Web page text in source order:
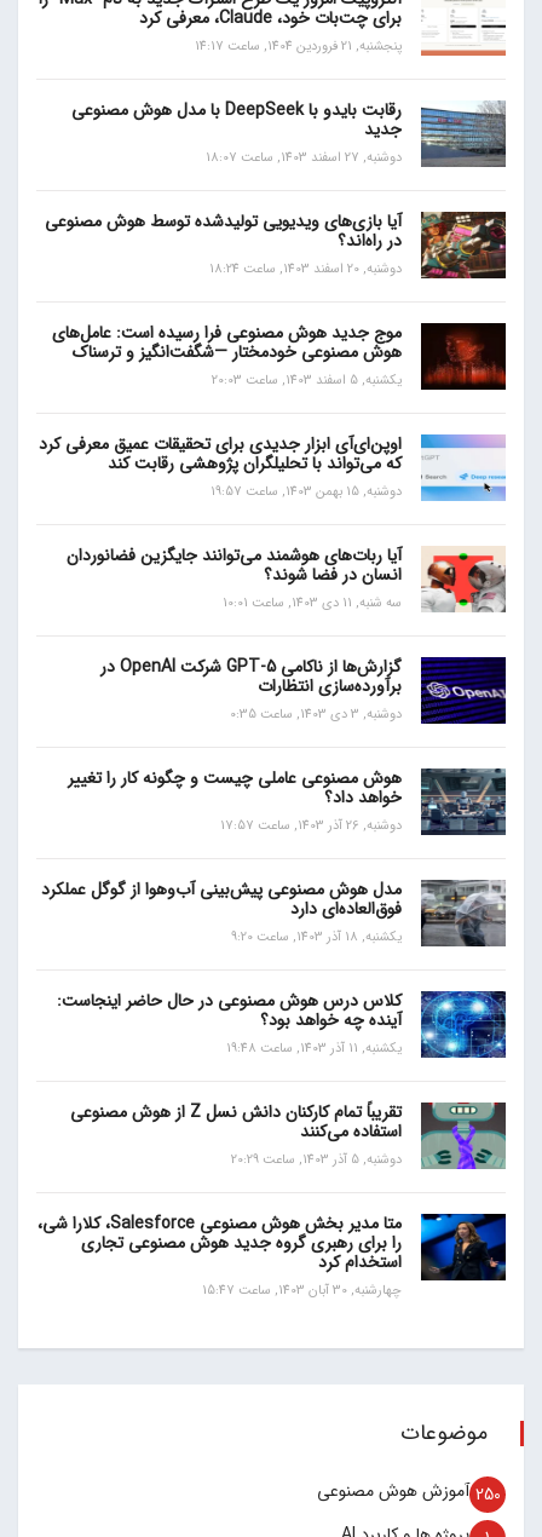
برای چت‌بات خود، Claude، معرفی کرد
پنجشنبه, 21 فروردین 1404, ساعت 14:17
رقابت بایدو با DeepSeek با مدل هوش مصنوعی
جدید
دوشنبه, 27 اسفند 1403, ساعت 18:07
آیا بازی‌های ویدیویی تولیدشده توسط هوش مصنوعی
در راه‌اند؟
دوشنبه, 20 اسفند 1403, ساعت 18:24
موج جدید هوش مصنوعی فرا رسیده است: عامل‌های
هوش مصنوعی خودمختار —شگفت‌انگیز و ترسناک
یکشنبه, 5 اسفند 1403, ساعت 20:03
اوپن‌ای‌آی ابزار جدیدی برای تحقیقات عمیق معرفی کرد
که می‌تواند با تحلیلگران پژوهشی رقابت کند
دوشنبه, 15 بهمن 1403, ساعت 19:57
آیا ربات‌های هوشمند می‌توانند جایگزین فضانوردان
انسان در فضا شوند؟
سه شنبه, 11 دی 1403, ساعت 10:01
گزارش‌ها از ناکامی GPT-5 شرکت OpenAI در
برآورده‌سازی انتظارات
دوشنبه, 3 دی 1403, ساعت 0:35
هوش مصنوعی عاملی چیست و چگونه کار را تغییر
خواهد داد؟
دوشنبه, 26 آذر 1403, ساعت 17:57
مدل هوش مصنوعی پیش‌بینی آب‌و‌هوا از گوگل عملکرد
فوق‌العاده‌ای دارد
یکشنبه, 18 آذر 1403, ساعت 9:20
کلاس درس هوش مصنوعی در حال حاضر اینجاست:
آینده چه خواهد بود؟
یکشنبه, 11 آذر 1403, ساعت 19:48
تقریباً تمام کارکنان دانش نسل Z از هوش مصنوعی
استفاده می‌کنند
دوشنبه, 5 آذر 1403, ساعت 20:29
متا مدیر بخش هوش مصنوعی Salesforce، کلارا شی،
را برای رهبری گروه جدید هوش مصنوعی تجاری
استخدام کرد
چهارشنبه, 30 آبان 1403, ساعت 15:47
موضوعات
آموزش هوش مصنوعی 250